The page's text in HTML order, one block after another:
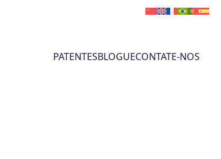
PATENTESBLOGUECONTATE-NOS